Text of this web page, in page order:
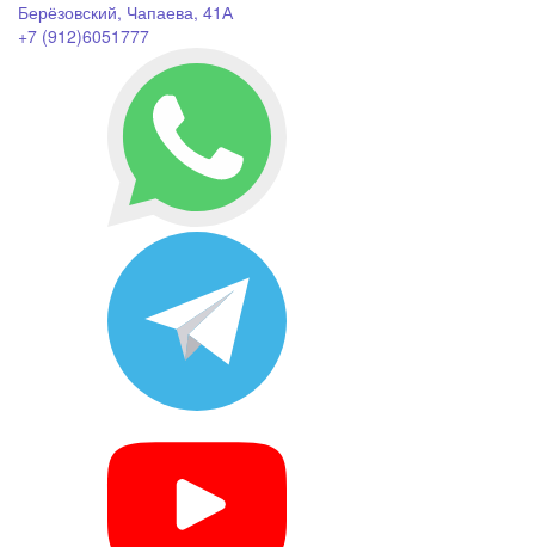
Берёзовский, Чапаева, 41А
+7 (912)6051777